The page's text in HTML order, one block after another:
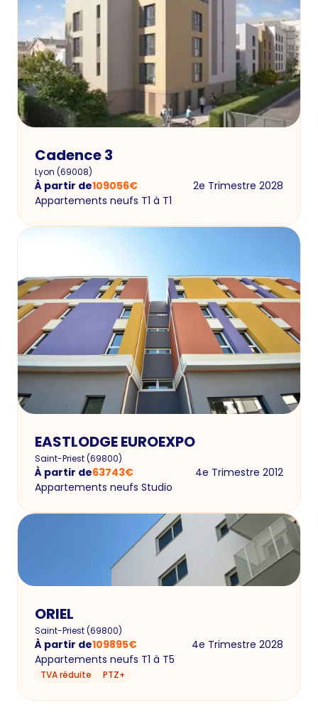
Cadence 3
Lyon (69008)
À partir de109056€
2e Trimestre 2028
Appartements neufs T1 à T1
EASTLODGE EUROEXPO
Saint-Priest(69800)
À partir de63743€
4e Trimestre 2012
Appartements neufs Studio
ORIEL
Saint-Priest(69800)
À partir de109895€
4e Trimestre 2028
Appartements neufs T1 à T5
TVA réduite PTZ+